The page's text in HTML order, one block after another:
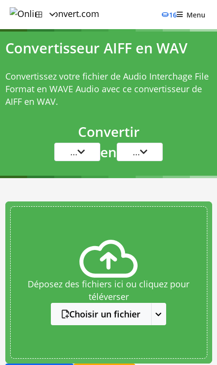
16 Menu
Convertisseur AIFF en WAV
Convertissez votre fichier de Audio Interchage File
Format en WAVE Audio avec ce convertisseur de
AIFF en WAV.
Convertir
... en ...
Déposez des fichiers ici ou cliquez pour
téléverser
Choisir un fichier